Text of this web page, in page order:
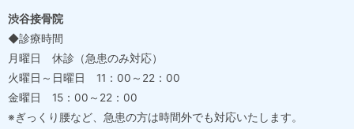
渋谷接骨院
◆診療時間
月曜日 休診（急患のみ対応）
火曜日～日曜日 11：00～22：00
金曜日 15：00～22：00
※ぎっくり腰など、急患の方は時間外でも対応いたします。